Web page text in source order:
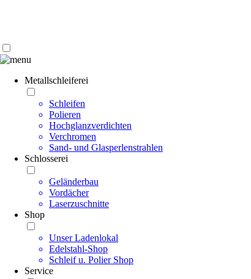
Metallschleiferei
Schleifen
Polieren
Hochglanzverdichten
Verchromen
Sand- und Glasperlenstrahlen
Schlosserei
Geländerbau
Vordächer
Laserzuschnitte
Shop
Unser Ladenlokal
Edelstahl-Shop
Schleif u. Polier Shop
Service